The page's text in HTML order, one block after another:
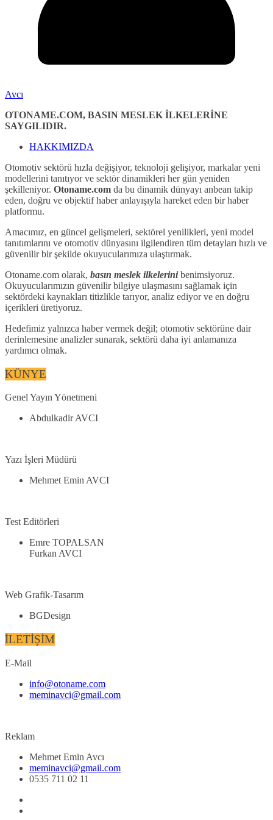
Avcı
OTONAME.COM, BASIN MESLEK İLKELERİNE
SAYGILIDIR.
HAKKIMIZDA
Otomotiv sektörü hızla değişiyor, teknoloji gelişiyor, markalar yeni
modellerini tanıtıyor ve sektör dinamikleri her gün yeniden
şekilleniyor. Otoname.com da bu dinamik dünyayı anbean takip
eden, doğru ve objektif haber anlayışıyla hareket eden bir haber
platformu.
Amacımız, en güncel gelişmeleri, sektörel yenilikleri, yeni model
tanıtımlarını ve otomotiv dünyasını ilgilendiren tüm detayları hızlı ve
güvenilir bir şekilde okuyucularımıza ulaştırmak.
Otoname.com olarak, basın meslek ilkelerinibenimsiyoruz.
Okuyucularımızın güvenilir bilgiye ulaşmasını sağlamak için
sektördeki kaynakları titizlikle tarıyor, analiz ediyor ve en doğru
içerikleri üretiyoruz.
Hedefimiz yalnızca haber vermek değil; otomotiv sektörüne dair
derinlemesine analizler sunarak, sektörü daha iyi anlamanıza
yardımcı olmak.
KÜNYE
Genel Yayın Yönetmeni
Abdulkadir AVCI
Yazı İşleri Müdürü
Mehmet Emin AVCI
Test Editörleri
Emre TOPALSAN
Furkan AVCI
Web Grafik-Tasarım
BGDesign
İLETİŞİM
E-Mail
info@otoname.com
meminavci@gmail.com
Reklam
Mehmet Emin Avcı
meminavci@gmail.com
0535 711 02 11